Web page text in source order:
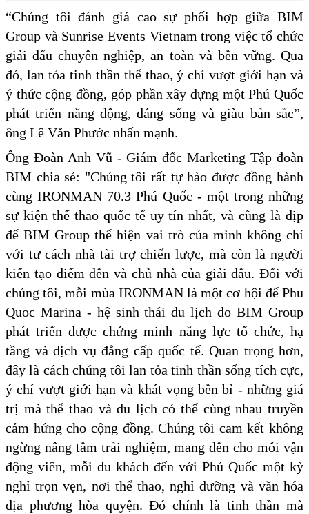
“Chúng tôi đánh giá cao sự phối hợp giữa BIM
Group và Sunrise Events Vietnam trong việc tổ chức
giải đấu chuyên nghiệp, an toàn và bền vững. Qua
đó, lan tỏa tinh thần thể thao, ý chí vượt giới hạn và
ý thức cộng đồng, góp phần xây dựng một Phú Quốc
phát triển năng động, đáng sống và giàu bản sắc”,
ông Lê Văn Phước nhấn mạnh.
Ông Đoàn Anh Vũ - Giám đốc Marketing Tập đoàn
BIM chia sẻ: "Chúng tôi rất tự hào được đồng hành
cùng IRONMAN 70.3 Phú Quốc - một trong những
sự kiện thể thao quốc tế uy tín nhất, và cũng là dịp
để BIM Group thể hiện vai trò của mình không chỉ
với tư cách nhà tài trợ chiến lược, mà còn là người
kiến tạo điểm đến và chủ nhà của giải đấu. Đối với
chúng tôi, mỗi mùa IRONMAN là một cơ hội để Phu
Quoc Marina - hệ sinh thái du lịch do BIM Group
phát triển được chứng minh năng lực tổ chức, hạ
tầng và dịch vụ đẳng cấp quốc tế. Quan trọng hơn,
đây là cách chúng tôi lan tỏa tinh thần sống tích cực,
ý chí vượt giới hạn và khát vọng bền bỉ - những giá
trị mà thể thao và du lịch có thể cùng nhau truyền
cảm hứng cho cộng đồng. Chúng tôi cam kết không
ngừng nâng tầm trải nghiệm, mang đến cho mỗi vận
động viên, mỗi du khách đến với Phú Quốc một kỳ
nghỉ trọn vẹn, nơi thể thao, nghỉ dưỡng và văn hóa
địa phương hòa quyện. Đó chính là tinh thần mà